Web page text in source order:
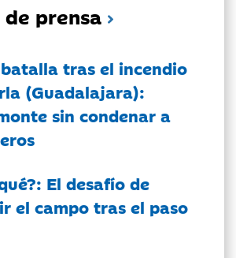
prensa
tras el incendio
(Guadalajara):
sin condenar a
El desafío de
el campo tras el paso